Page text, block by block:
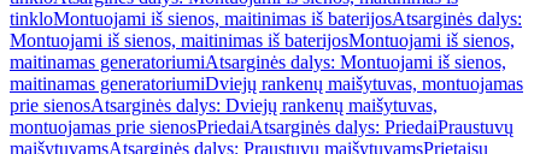
tinkloMontuojami iš sienos, maitinimas iš baterijosAtsarginės dalys:
Montuojami iš sienos, maitinimas iš baterijosMontuojami iš sienos,
maitinamas generatoriumiAtsarginės dalys: Montuojami iš sienos,
maitinamas generatoriumiDviejų rankenų maišytuvas, montuojamas
prie sienosAtsarginės dalys: Dviejų rankenų maišytuvas,
montuojamas prie sienosPriedaiAtsarginės dalys: PriedaiPraustuvų
maišytuvamsAtsarginės dalys: Praustuvų maišytuvamsPrietaisų